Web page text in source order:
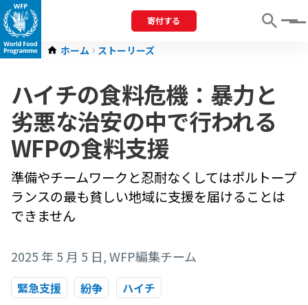
寄付する Menu
ホーム ストーリーズ
ハイチの食料危機：暴力と
劣悪な治安の中で行われる
WFPの食料支援
準備やチームワークと忍耐なくしてはポルトープ
ランスの最も貧しい地域に支援を届けることは
できません
2025 年 5 月 5 日, WFP編集チーム
緊急支援 紛争 ハイチ